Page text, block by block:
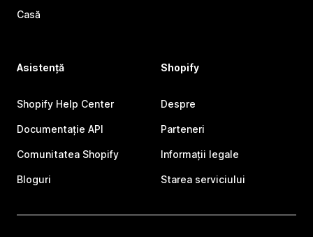
Casă
Asistență
Shopify Help Center
Documentație API
Comunitatea Shopify
Bloguri
Shopify
Despre
Parteneri
Informații legale
Starea serviciului